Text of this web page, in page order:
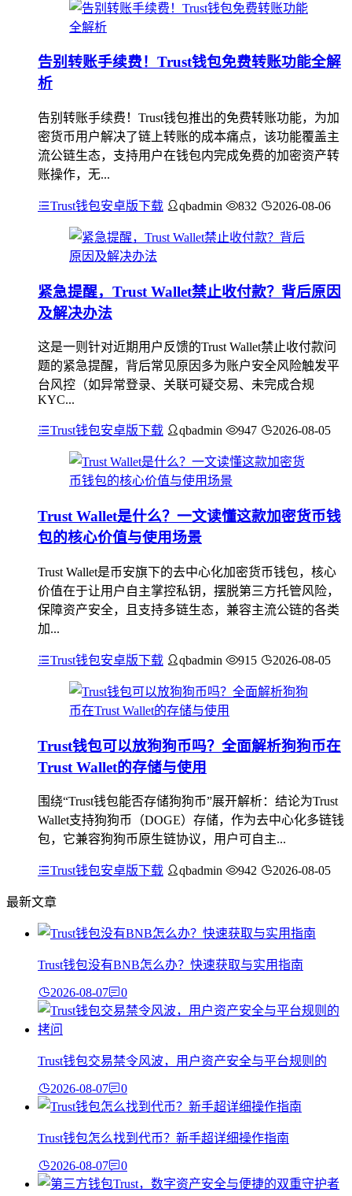
告别转账手续费！Trust钱包免费转账功能全解
析
告别转账手续费！Trust钱包推出的免费转账功能，为加
密货币用户解决了链上转账的成本痛点，该功能覆盖主
流公链生态，支持用户在钱包内完成免费的加密资产转
账操作，无...
Trust钱包安卓版下载 qbadmin 832 2026-08-06
紧急提醒，Trust Wallet禁止收付款？背后原因
及解决办法
这是一则针对近期用户反馈的Trust Wallet禁止收付款问
题的紧急提醒，背后常见原因多为账户安全风险触发平
台风控（如异常登录、关联可疑交易、未完成合规
KYC...
Trust钱包安卓版下载 qbadmin 947 2026-08-05
Trust Wallet是什么？一文读懂这款加密货币钱
包的核心价值与使用场景
Trust Wallet是币安旗下的去中心化加密货币钱包，核心
价值在于让用户自主掌控私钥，摆脱第三方托管风险，
保障资产安全，且支持多链生态，兼容主流公链的各类
加...
Trust钱包安卓版下载 qbadmin 915 2026-08-05
Trust钱包可以放狗狗币吗？全面解析狗狗币在
Trust Wallet的存储与使用
围绕“Trust钱包能否存储狗狗币”展开解析：结论为Trust
Wallet支持狗狗币（DOGE）存储，作为去中心化多链钱
包，它兼容狗狗币原生链协议，用户可自主...
Trust钱包安卓版下载 qbadmin 942 2026-08-05
最新文章
Trust钱包没有BNB怎么办？快速获取与实用指南
2026-08-07 0
Trust钱包交易禁令风波，用户资产安全与平台规则的
2026-08-07 0
Trust钱包怎么找到代币？新手超详细操作指南
2026-08-07 0